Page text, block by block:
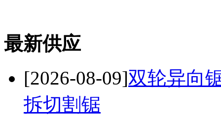
最新供应
[2026-08-09]双轮异向
拆切割锯